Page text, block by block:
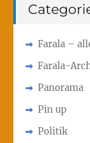
Farala –
Farala-
Panorama
Pin up
Politik